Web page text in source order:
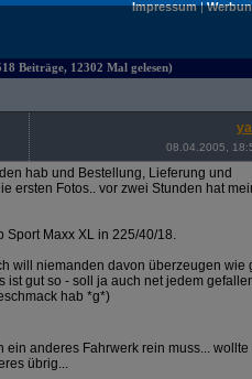
Impressum|
Beiträge, 12302 Mal gelesen)
08.04.2005,
hab und Bestellung, Lieferung und
ersten Fotos.. vor zwei Stunden hat
Sport Maxx XL in 225/40/18.
will niemanden davon überzeugen wie
ist gut so - soll ja auch net jedem
hab *g*)
anderes Fahrwerk rein muss... wollte
übrig...